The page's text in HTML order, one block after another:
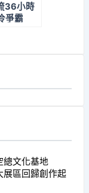
36小時
爭霸
總文化基地
展區回歸創作起